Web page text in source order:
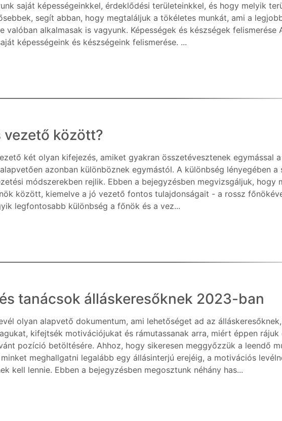
saját képességeinkkel, érdeklődési területeinkkel, és hogy melyik
segít abban, hogy megtaláljuk a tökéletes munkát, ami a
valóban alkalmasak is vagyunk. Képességek és készségek felismerése
képességeink és készségeink felismerése. ...
vezető között?
két olyan kifejezés, amiket gyakran összetévesztenek egymással
azonban különböznek egymástól. A különbség lényegében a
módszerekben rejlik. Ebben a bejegyzésben megvizsgáljuk, hogy
között, kiemelve a jó vezető fontos tulajdonságait - a rossz
legfontosabb különbség a főnök és a vez...
tanácsok álláskeresőknek 2023-ban
olyan alapvető dokumentum, ami lehetőséget ad az
kifejtsék motivációjukat és rámutassanak arra, miért éppen rájuk
pozíció betöltésére. Ahhoz, hogy sikeresen meggyőzzük a leendő
meghallgatni legalább egy állásinterjú erejéig, a motivációs
kell lennie. Ebben a bejegyzésben megosztunk néhány has...